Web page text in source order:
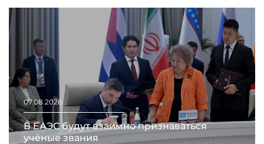
07.08.2026
В ЕАЭС будут взаимно признаваться
учёные звания